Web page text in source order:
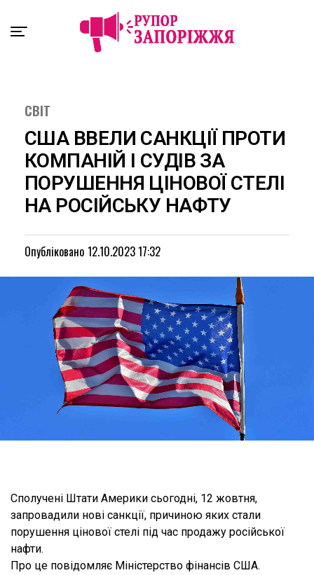
СВІТ
США ВВЕЛИ САНКЦІЇ ПРОТИ
КОМПАНІЙ І СУДІВ ЗА
ПОРУШЕННЯ ЦІНОВОЇ СТЕЛІ
НА РОСІЙСЬКУ НАФТУ
Опубліковано 12.10.2023 17:32
Сполучені Штати Америки сьогодні, 12 жовтня,
запровадили нові санкції, причиною яких стали
порушення цінової стелі під час продажу російської
нафти.
Про це повідомляє Міністерство фінансів США.
Exit mobile version